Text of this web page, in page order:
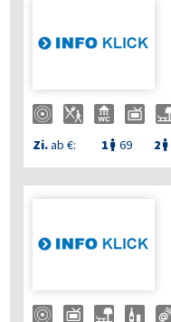
Zi.ab €: 1  69 2 